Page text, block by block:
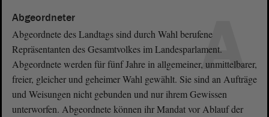
A
Abgeordneter
Abgeordnete des Landtags sind durch Wahl berufene
Repräsentanten des Gesamtvolkes im Landesparlament.
Abgeordnete werden für fünf Jahre in allgemeiner, unmittelbarer,
freier, gleicher und geheimer Wahl gewählt. Sie sind an Aufträge
und Weisungen nicht gebunden und nur ihrem Gewissen
unterworfen. Abgeordnete können ihr Mandat vor Ablauf der